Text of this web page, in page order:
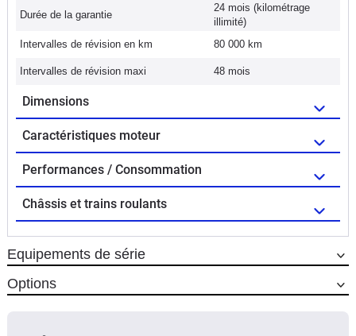
Durée de la garantie
24 mois (kilométrage
illimité)
Intervalles de révision en km
80 000 km
Intervalles de révision maxi 48 mois
Dimensions
Caractéristiques moteur
Performances / Consommation
Châssis et trains roulants
Equipements de série
Options